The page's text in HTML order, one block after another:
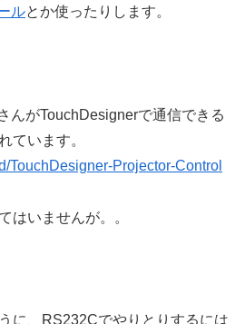
ルとか使ったりします。
んがTouchDesignerで通信できる
ています。
TouchDesigner-Projector-Control
はいませんが。。
に、RS232Cでやりとりするには